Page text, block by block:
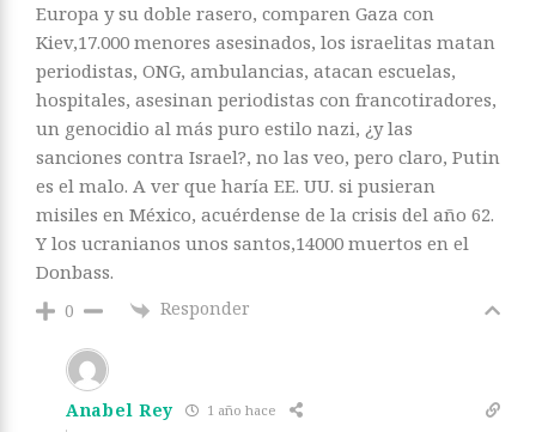
Europa y su doble rasero, comparen Gaza con
Kiev,17.000 menores asesinados, los israelitas matan
periodistas, ONG, ambulancias, atacan escuelas,
hospitales, asesinan periodistas con francotiradores,
un genocidio al más puro estilo nazi, ¿y las
sanciones contra Israel?, no las veo, pero claro, Putin
es el malo. A ver que haría EE. UU. si pusieran
misiles en México, acuérdense de la crisis del año 62.
Y los ucranianos unos santos,14000 muertos en el
Donbass.
0 Responder
Anabel Rey 1 año hace